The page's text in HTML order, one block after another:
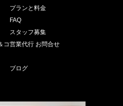
プランと料金
FAQ
スタッフ募集
コ営業代行 お問合せ
ブログ